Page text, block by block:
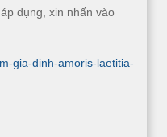
dụng, xin nhấn vào
gia-dinh-amoris-laetitia-